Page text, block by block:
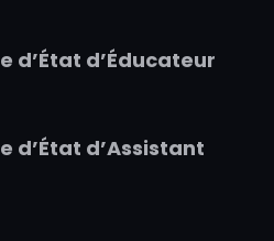
d’État d’Éducateur
d’État d’Assistant